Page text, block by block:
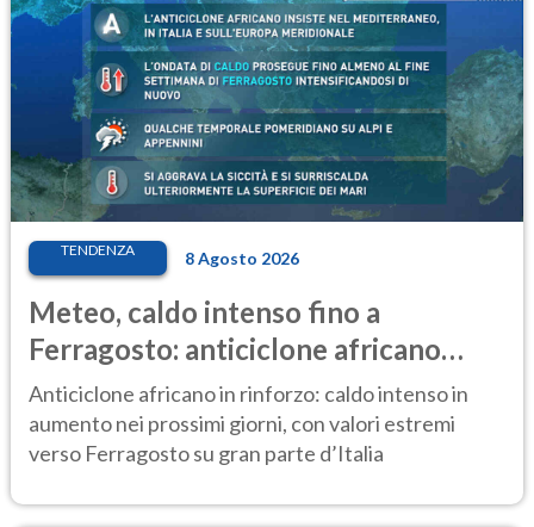
TENDENZA 8 Agosto 2026
Meteo, caldo intenso fino a
Ferragosto: anticiclone africano
ancora protagonista
Anticiclone africano in rinforzo: caldo intenso in
aumento nei prossimi giorni, con valori estremi
verso Ferragosto su gran parte d’Italia